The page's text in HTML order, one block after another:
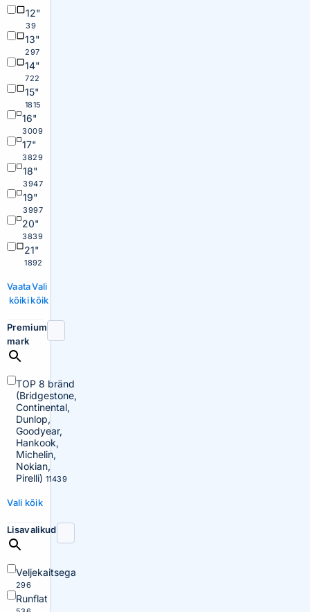
12"
39
13"
297
14"
722
15"
1815
16"
3009
17"
3829
18"
3947
19"
3997
20"
3839
21"
1892
Vaata
kõiki
Vali
kõik
Premium
mark
TOP 8 bränd
(Bridgestone,
Continental,
Dunlop,
Goodyear,
Hankook,
Michelin,
Nokian,
Pirelli) 11439
Vali kõik
Lisavalikud
Veljekaitsega
296
Runflat